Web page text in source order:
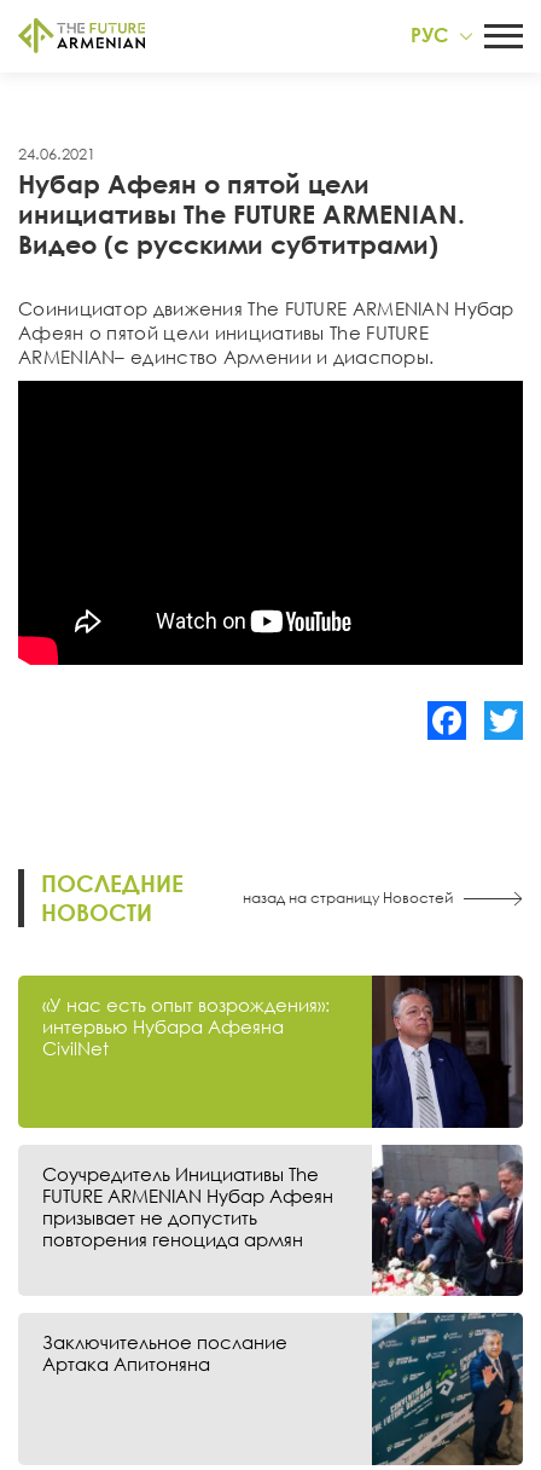
РУС
24.06.2021
Нубар Афеян о пятой цели
инициативы The FUTURE ARMENIAN.
Видео (с русскими субтитрами)
Соинициатор движения Тhe FUTURE ARMENIAN Нубар
Афеян о пятой цели инициативы The FUTURE
ARMENIAN– единство Армении и диаспоры.
ПОСЛЕДНИЕ
НОВОСТИ
назад на страницу Новостей
«У нас есть опыт возрождения»:
интервью Нубара Афеяна
CivilNet
Соучредитель Инициативы The
FUTURE ARMENIAN Нубар Афеян
призывает не допустить
повторения геноцида армян
Заключительное послание
Артака Апитоняна